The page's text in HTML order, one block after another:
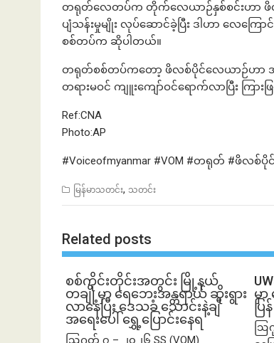
တရုတ်လေတပ်က တိုက်လေယာဉ်နှစ်စင်းဟာ ဖိလ
ပျံသန်းမှုမျိုး လုပ်ဆောင်ခဲ့ပြီး ဒါဟာ လေက
စစ်တပ်က ဆိုပါတယ်။
တရုတ်စစ်တပ်ကတော့ ဖိလစ်ပိုင်လေယာဉ်ဟာ အက
တရားမဝင် ကျူးကျော်ဝင်ရောက်လာပြီး က
Ref:CNA
Photo:AP
#Voiceofmyanmar #VOM #တရုတ် #
မြန်မာသတင်း, သတင်း
Related posts
စစ်ကိုင်းတိုင်းအတွင်း မြို့နယ်
တချို့မှာ ရေဘေးအန္တရာယ် ဆိုးရွား
လာနေပြီး ဒေသခံ သောင်းနဲ့ချီ
အရေးပေါ် ရွှေ့ပြောင်းနေရ
ဩဂုတ် ၇ – ၂၀၂၆ SS (VOM)
မှ
ပြန်
ဩဂု